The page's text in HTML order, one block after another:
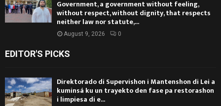
Government, a government without feeling,
without respect, without dignity, that respects
neither law nor statute,...
August 9, 2026 0
EDITOR'S PICKS
Direktorado di Supervishon i Mantenshon di Lei a
kuminsá ku un trayekto den fase pa restorashon
i limpiesa di e...